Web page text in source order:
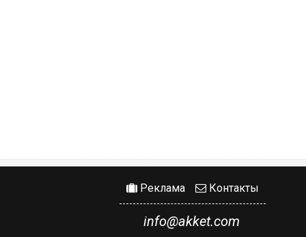
Реклама Контакты
info@akket.com